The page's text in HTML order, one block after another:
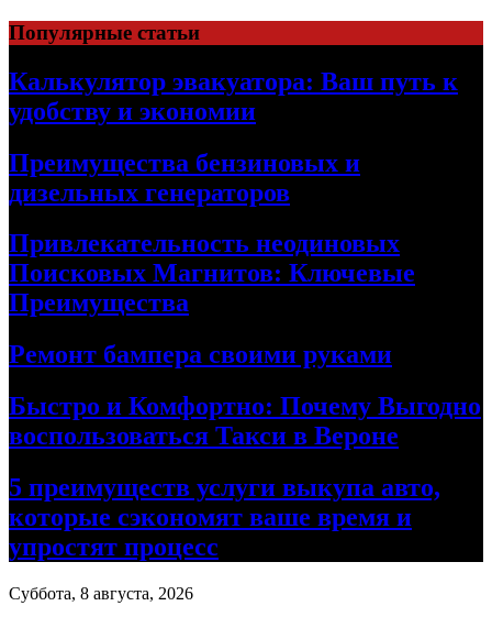
Skip
to
content
Популярные статьи
Калькулятор эвакуатора: Ваш путь к
удобству и экономии
Преимущества бензиновых и
дизельных генераторов
Привлекательность неодиновых
Поисковых Магнитов: Ключевые
Преимущества
Ремонт бампера своими руками
Быстро и Комфортно: Почему Выгодно
воспользоваться Такси в Вероне
5 преимуществ услуги выкупа авто,
которые сэкономят ваше время и
упростят процесс
Суббота, 8 августа, 2026